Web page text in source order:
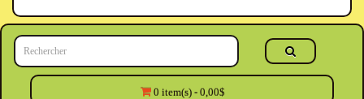
0 item(s) - 0,00$